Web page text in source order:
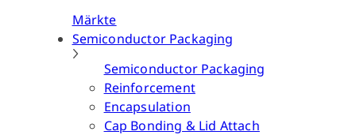
Märkte
Semiconductor Packaging
Semiconductor Packaging
Reinforcement
Encapsulation
Cap Bonding & Lid Attach